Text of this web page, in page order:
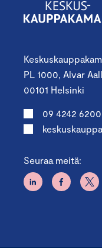
PL 1000, Alvar
00101 Helsinki
09 4242 6200
Seuraa meitä: